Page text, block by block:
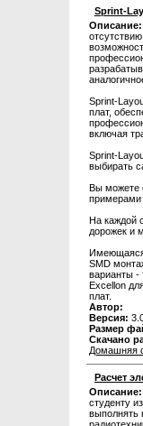
Sprint-
Описание:
Sprint-
плат,
включая
Sprint-
выбирать
Вы можете
примерами
На каждой
дорожек и
Имеющаяся
SMD
варианты -
Excellon
плат.
Автор:
Версия:
Размер
Скачано
Домашняя
Расчет
Описание:
студенту
выполнять